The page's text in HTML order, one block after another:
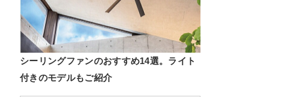
シーリングファンのおすすめ14選。ライト
付きのモデルもご紹介